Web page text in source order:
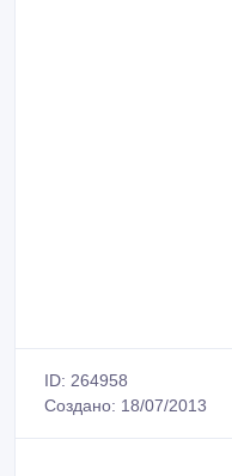
ID: 264958
Создано: 18/07/2013